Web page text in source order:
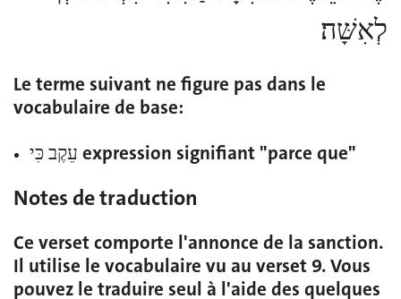
לְאִשָּׁה׃
Le terme suivant ne figure pas dans le
vocabulaire de base:
expression signifiant "parce que"
Notes de traduction
Ce verset comporte l'annonce de la sanction.
Il utilise le vocabulaire vu au verset 9. Vous
pouvez le traduire seul à l'aide des quelques